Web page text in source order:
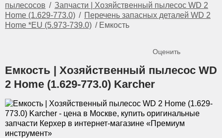
пылесосов / Запчасти | Хозяйственный пылесос WD 2
Home (1.629-773.0) / Перечень запасных деталей WD 2
Home *EU (5.973-739.0) / Емкость
Оценить
Емкость | Хозяйственный пылесос WD
2 Home (1.629-773.0) Karcher